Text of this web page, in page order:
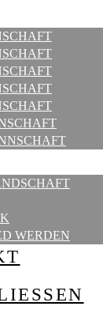
WERDEN